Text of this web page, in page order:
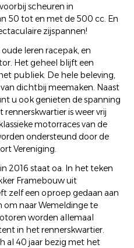
scheuren in
50 tot en met de 500 cc. En
zijspannen!
leren racepak, en
Het geheel blijft een
publiek. De hele beleving,
dichtbij meemaken. Naast
u ook genieten de spanning
is weer vrij
motorraces van de
ondersteund door de
Vereniging.
2016 staat oa. In het teken
Framebouw uit
zelf een oproep gedaan aan
om naar Wemeldinge te
worden allemaal
in het rennerskwartier.
al 40 jaar bezig met het